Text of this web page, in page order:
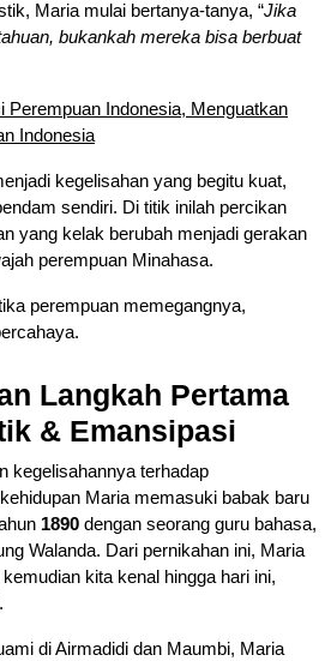
Maria mulai bertanya-tanya, “Jika
bukankah mereka bisa berbuat
Perempuan Indonesia, Menguatkan
Indonesia
kegelisahan yang begitu kuat,
sendiri. Di titik inilah percikan
yang kelak berubah menjadi gerakan
perempuan Minahasa.
perempuan memegangnya,
Langkah Pertama
& Emansipasi
kegelisahannya terhadap
Maria memasuki babak baru
1890 dengan seorang guru bahasa,
Walanda. Dari pernikahan ini, Maria
kita kenal hingga hari ini,
di Airmadidi dan Maumbi, Maria